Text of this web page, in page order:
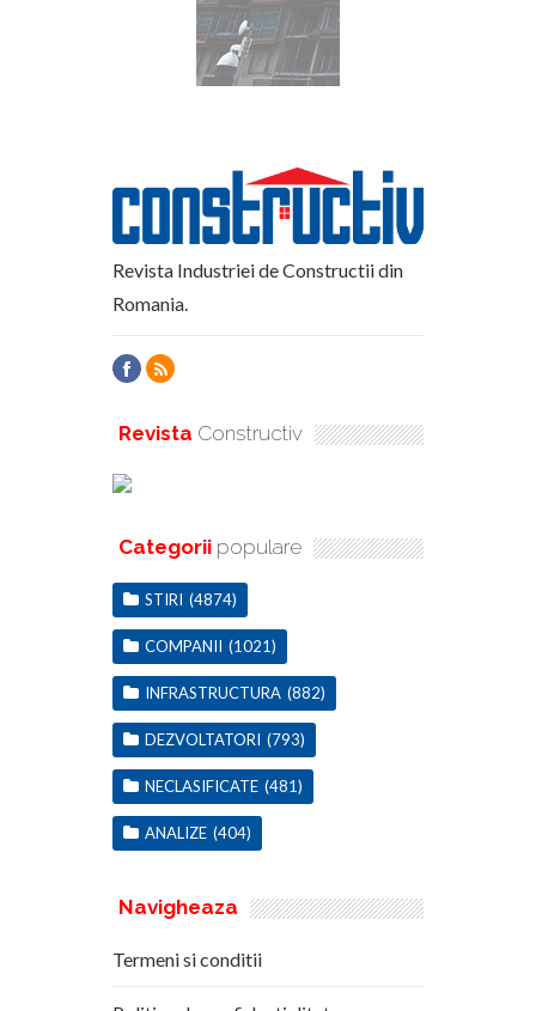
Revista Industriei de Constructii din
Romania.
Revista Constructiv
Categorii populare
STIRI (4874)
COMPANII (1021)
INFRASTRUCTURA (882)
DEZVOLTATORI (793)
NECLASIFICATE (481)
ANALIZE (404)
Navigheaza
Termeni si conditii